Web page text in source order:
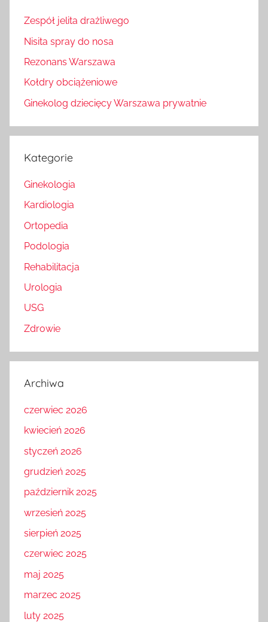
Zespół jelita drażliwego
Nisita spray do nosa
Rezonans Warszawa
Kołdry obciążeniowe
Ginekolog dziecięcy Warszawa prywatnie
Kategorie
Ginekologia
Kardiologia
Ortopedia
Podologia
Rehabilitacja
Urologia
USG
Zdrowie
Archiwa
czerwiec 2026
kwiecień 2026
styczeń 2026
grudzień 2025
październik 2025
wrzesień 2025
sierpień 2025
czerwiec 2025
maj 2025
marzec 2025
luty 2025